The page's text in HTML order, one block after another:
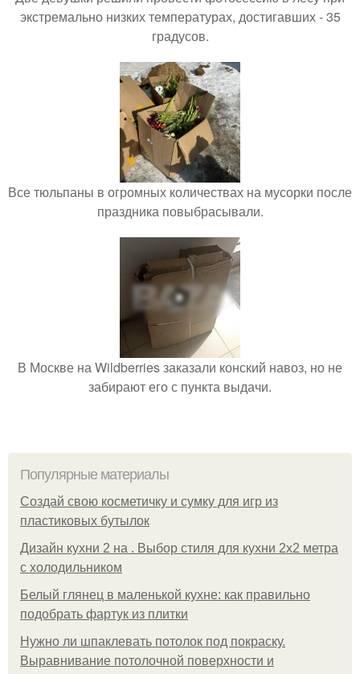
экстремально низких температурах, достигавших - 35
градусов.
Все тюльпаны в огромных количествах на мусорки после
праздника повыбрасывали.
В Москве на Wildberries заказали конский навоз, но не
забирают его с пункта выдачи.
Популярные материалы
Создай свою косметичку и сумку для игр из
пластиковых бутылок
Дизайн кухни 2 на . Выбор стиля для кухни 2х2 метра
с холодильником
Белый глянец в маленькой кухне: как правильно
подобрать фартук из плитки
Нужно ли шпаклевать потолок под покраску.
Выравнивание потолочной поверхности и